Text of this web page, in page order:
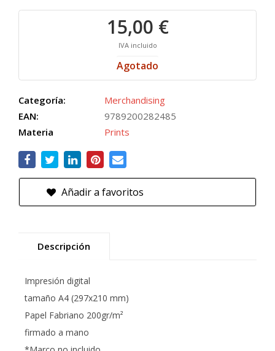
15,00 €
IVA incluido
Agotado
Categoría:
Merchandising
EAN:
9789200282485
Materia
Prints
Añadir a favoritos
Descripción
Impresión digital
tamaño A4 (297x210 mm)
Papel Fabriano 200gr/m²
firmado a mano